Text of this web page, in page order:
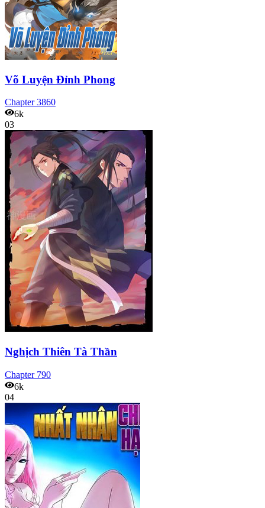
Võ Luyện Đỉnh Phong
Chapter3860
6k
03
Nghịch Thiên Tà Thần
Chapter 790
6k
04